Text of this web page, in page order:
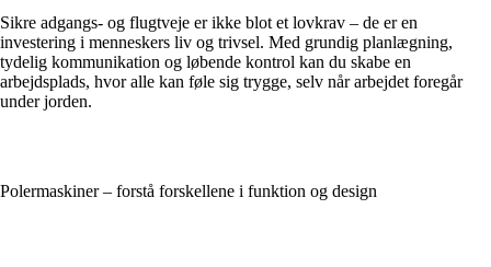
Sikre adgangs- og flugtveje er ikke blot et lovkrav – de er en
investering i menneskers liv og trivsel. Med grundig planlægning,
tydelig kommunikation og løbende kontrol kan du skabe en
arbejdsplads, hvor alle kan føle sig trygge, selv når arbejdet foregår
under jorden.
Polermaskiner – forstå forskellene i funktion og design